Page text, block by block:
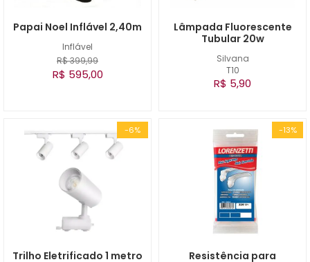
Inflável
Papai Noel Inflável 2,40m
R$ 399,99
R$ 595,00
Silvana
T10
Lâmpada Fluorescente
Tubular 20w
R$ 5,90
-6%
Trilho Eletrificado 1 metro
-13%
Resistência para